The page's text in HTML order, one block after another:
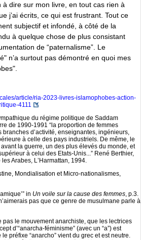
à dire sur mon livre, en tout cas rien à
jʼai écrits, ce qui est frustrant. Tout ce
subjectif et infondé, à côté de la
à quelque chose de plus consistant
de “paternalisme”. Le
n’a surtout pas démontré en quoi mes
article/ria-2023-livres-islamophobes-action-
4111
du régime politique de Saddam
de 1990-1991 “la proportion de femmes
dʼactivité, enseignantes, ingénieurs,
à celle des pays industriels. De même, le
la guerre, un des plus élevés du monde, et
à celui des Etats-Unis...” René Berthier,
Arabes, LʼHarmattan, 1994.
Mondialisation et Micro-nationalismes,
in Un voile sur la cause des femmes, p.3.
pas que ce genre de musulmane parle à
pas le mouvement anarchiste, que les lectrices
dʼ“anarcha-féminisme” (avec un “a”) est
préfixe “anarcho” vient du grec et est neutre.